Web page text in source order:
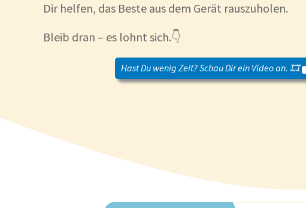
Dir helfen, das Beste aus dem Gerät rauszuholen.
Bleib dran – es lohnt sich.👇
Hast Du wenig Zeit? Schau Dir ein Video an. 🎞️